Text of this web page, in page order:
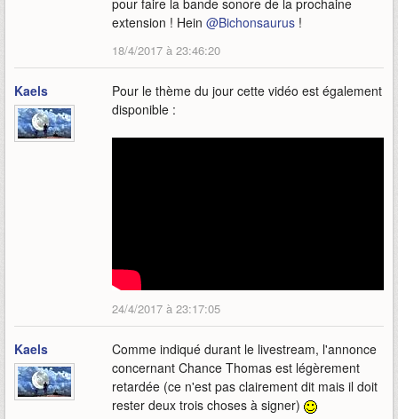
extension ! Hein @Bichonsaurus !
18/4/2017 à 23:46:20
Kaels
Pour le thème du jour cette vidéo est également
disponible :
24/4/2017 à 23:17:05
Kaels
Comme indiqué durant le livestream, l'annonce
concernant Chance Thomas est légèrement
retardée (ce n'est pas clairement dit mais il doit
rester deux trois choses à signer)